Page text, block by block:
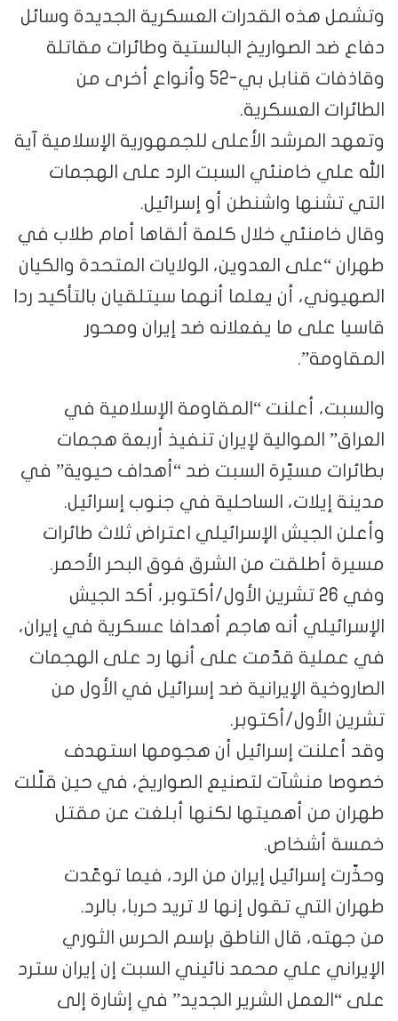
وتشمل هذه القدرات العسكرية الجديدة وسائل
دفاع ضد الصواريخ البالستية وطائرات مقاتلة
وقاذفات قنابل بي-52 وأنواع أخرى من
الطائرات العسكرية.
وتعهد المرشد الأعلى للجمهورية الإسلامية آية
الله علي خامنئي السبت الرد على الهجمات
التي تشنها واشنطن أو إسرائيل.
وقال خامنئي خلال كلمة ألقاها أمام طلاب في
طهران “على العدوين، الولايات المتحدة والكيان
الصهيوني، أن يعلما أنهما سيتلقيان بالتأكيد ردا
قاسيا على ما يفعلانه ضد إيران ومحور
المقاومة”.
والسبت، أعلنت “المقاومة الإسلامية في
العراق” الموالية لإيران تنفيذ أربعة هجمات
بطائرات مسيّرة السبت ضد “أهداف حيوية” في
مدينة إيلات، الساحلية في جنوب إسرائيل.
وأعلن الجيش الإسرائيلي اعتراض ثلاث طائرات
مسيرة أطلقت من الشرق فوق البحر الأحمر.
وفي 26 تشرين الأول/أكتوبر، أكد الجيش
الإسرائيلي أنه هاجم أهدافا عسكرية في إيران،
في عملية قدّمت على أنها رد على الهجمات
الصاروخية الإيرانية ضد إسرائيل في الأول من
تشرين الأول/أكتوبر.
وقد أعلنت إسرائيل أن هجومها استهدف
خصوصا منشآت لتصنيع الصواريخ، في حين قلّلت
طهران من أهميتها لكنها أبلغت عن مقتل
خمسة أشخاص.
وحذّرت إسرائيل إيران من الرد، فيما توعّدت
طهران التي تقول إنها لا تريد حربا، بالرد.
من جهته، قال الناطق بإسم الحرس الثوري
الإيراني علي محمد نائيني السبت إن إيران سترد
على “العمل الشرير الجديد” في إشارة إلى